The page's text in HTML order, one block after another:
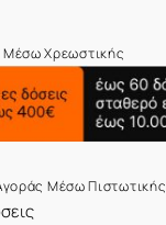
Χρεωστικής
Μέσω Πιστωτικής